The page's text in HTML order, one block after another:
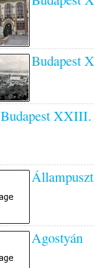
Budapest
Budapest XXIII.
Agostyán